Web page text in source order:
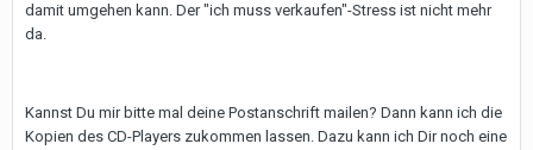
damit umgehen kann. Der "ich muss verkaufen"-Stress ist nicht mehr
da.
Kannst Du mir bitte mal deine Postanschrift mailen? Dann kann ich die
Kopien des CD-Players zukommen lassen. Dazu kann ich Dir noch eine